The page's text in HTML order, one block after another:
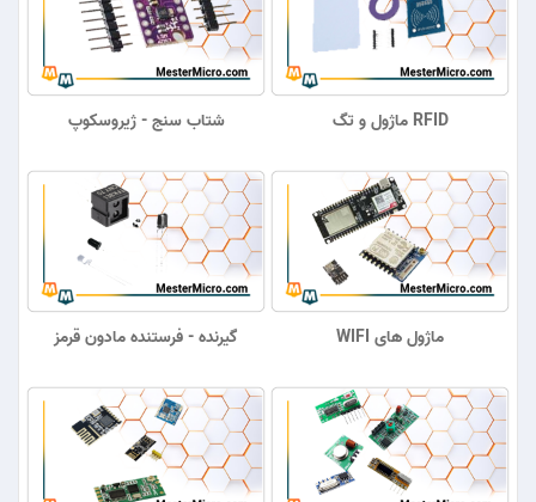
RFID ماژول و تگ شتاب سنج - ژیروسکوپ
ماژول های WIFI گیرنده - فرستنده مادون قرمز